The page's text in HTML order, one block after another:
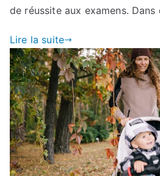
de réussite aux examens.
Lire la suite